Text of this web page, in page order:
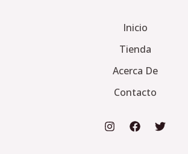
Inicio
Tienda
Acerca De
Contacto